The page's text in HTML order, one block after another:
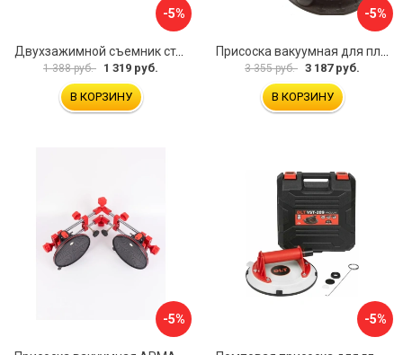
-5%
Двухзажимной съемник стекол Rockforce RF-63404(18564)
1 388 руб. 1 319 руб.
В КОРЗИНУ
-5%
3 355 руб. 3 187 руб.
В КОРЗИНУ
-5% -5%